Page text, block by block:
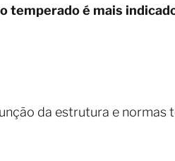
temperado é mais
da estrutura e normas